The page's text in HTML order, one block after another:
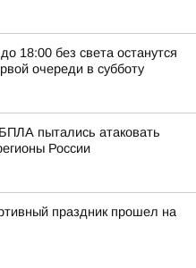
18:00 без света останутся
очереди в субботу
пытались атаковать
России
праздник прошел на